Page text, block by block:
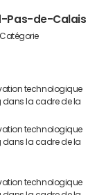
Pas-de-Calais
Catégorie
technologique
dans la cadre de la
technologique
dans la cadre de la
technologique